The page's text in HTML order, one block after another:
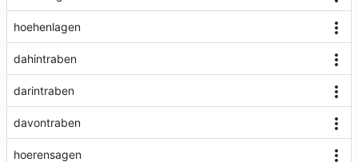
hoehenlagen
dahintraben
darintraben
davontraben
hoerensagen